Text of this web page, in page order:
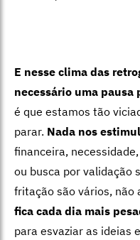
E nesse clima das
necessário uma pausa
é que estamos tão
parar. Nada nos
financeira,
ou busca por validação
fritação são vários, não
fica cada dia mais
para esvaziar as ideias